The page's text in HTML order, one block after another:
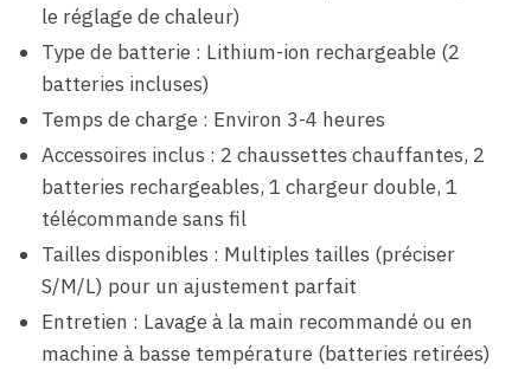
le réglage de chaleur)
Type de batterie : Lithium-ion rechargeable (2
batteries incluses)
Temps de charge : Environ 3-4 heures
Accessoires inclus : 2 chaussettes chauffantes, 2
batteries rechargeables, 1 chargeur double, 1
télécommande sans fil
Tailles disponibles : Multiples tailles (préciser
S/M/L) pour un ajustement parfait
Entretien : Lavage à la main recommandé ou en
machine à basse température (batteries retirées)